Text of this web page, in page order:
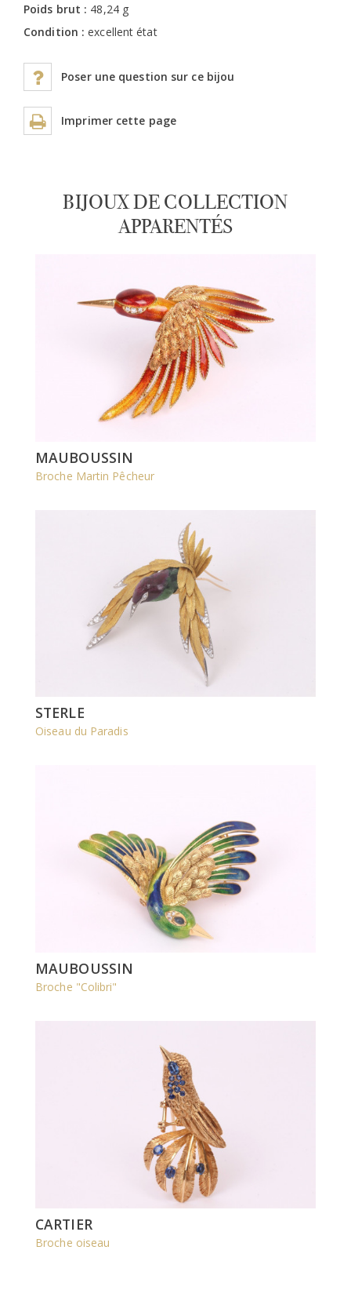
Poids brut : 48,24 g
Condition :excellent état
Poser une question sur ce bijou
Imprimer cette page
BIJOUX DE COLLECTION
APPARENTÉS
MAUBOUSSIN
Broche Martin Pêcheur
STERLE
Oiseau du Paradis
MAUBOUSSIN
Broche "Colibri"
CARTIER
Broche oiseau